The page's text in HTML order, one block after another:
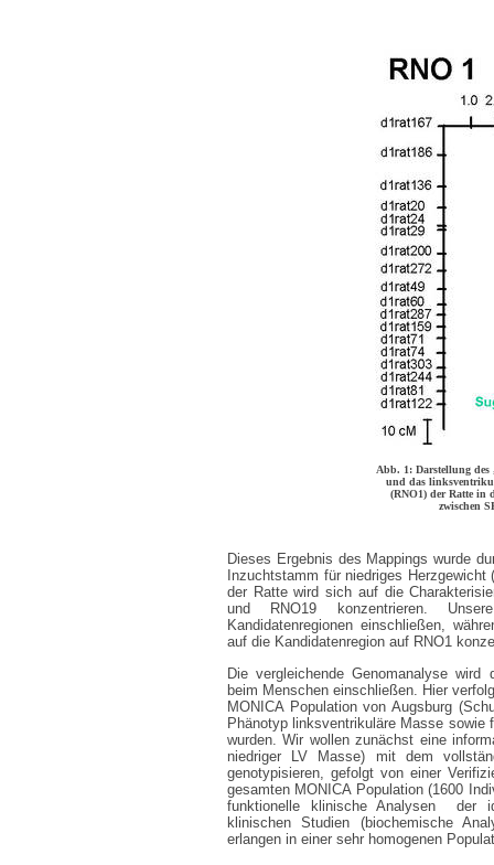
Abb. 1: Darstellung
und das
(RNO1) der Ratte in
zwischen
Dieses Ergebnis des Mappings wurde
Inzuchtstamm für niedriges
der Ratte wird sich auf die
und RNO19 konzentrieren.
Kandidatenregionen einschließen,
auf die Kandidatenregion auf RNO1
Die vergleichende Genomanalyse wird
beim Menschen einschließen. Hier
MONICA Population von Augsburg
Phänotyp linksventrikuläre Masse sowie
wurden. Wir wollen zunächst eine
niedriger LV Masse) mit dem
genotypisieren, gefolgt von einer
gesamten MONICA Population (1600
funktionelle klinische Analysen der
klinischen Studien (biochemische
erlangen in einer sehr homogenen